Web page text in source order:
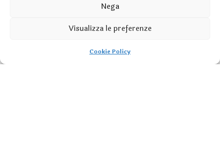
Nega
Visualizza le preferenze
Cookie Policy
How to describe gerent of
economy..
187, Christchurch Road